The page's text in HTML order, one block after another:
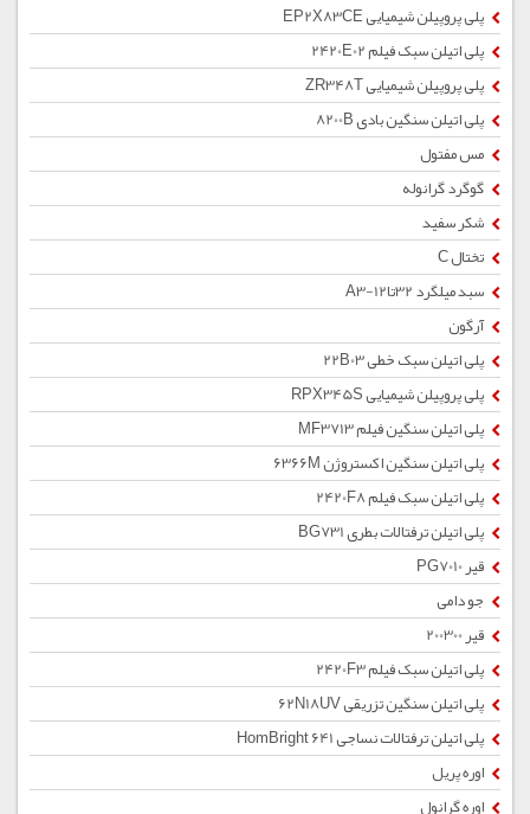
پلی پروپیلن شیمیایی EP2X83CE
پلی اتیلن سبک فیلم 2420E02
پلی پروپیلن شیمیایی ZR348T
پلی اتیلن سنگین بادی 8200B
مس مفتول
گوگرد گرانوله
شکر سفید
تختال C
سبد میلگرد 32تا12-A3
آرگون
پلی اتیلن سبک خطی 22B03
پلی پروپیلن شیمیایی RPX345S
پلی اتیلن سنگین فیلم MF3713
پلی اتیلن سنگین اکستروژن 6366M
پلی اتیلن سبک فیلم 2420F8
پلی اتیلن ترفتالات بطری BG731
قیر PG7010
جو دامی
قیر 200300
پلی اتیلن سبک فیلم 2420F3
پلی اتیلن سنگین تزریقی 62N18UV
پلی اتیلن ترفتالات نساجی HomBright 641
اوره پریل
اوره گرانول